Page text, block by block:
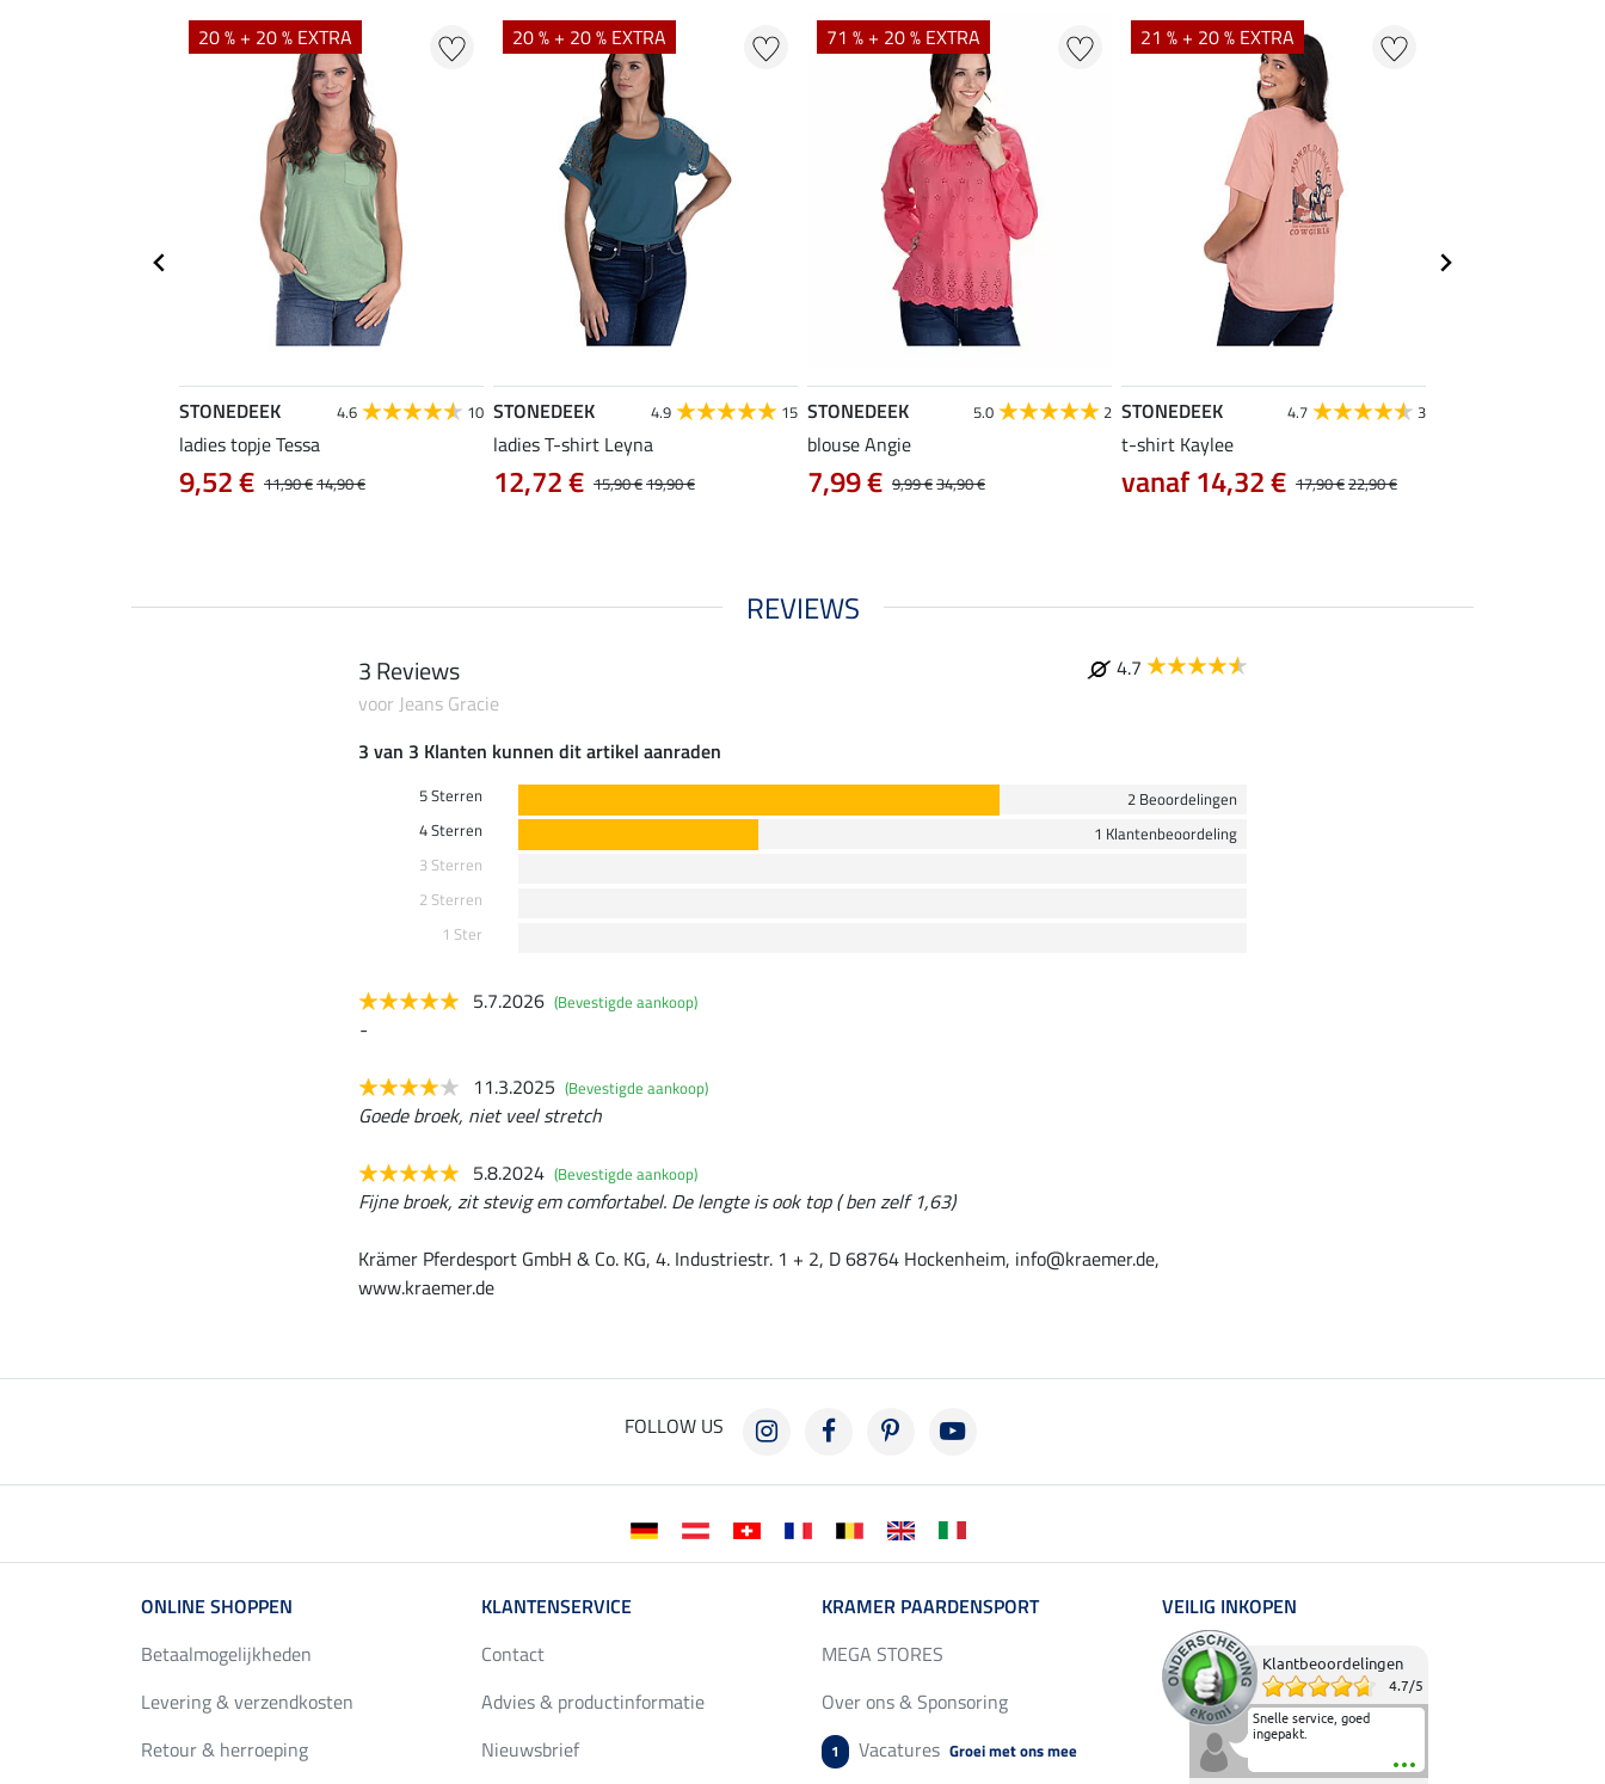
20 % + 20 % EXTRA
STONEDEEK 4.6 10
ladies topje Tessa
11,90 €14,90 €
9,52 €
20 % + 20 % EXTRA
STONEDEEK 4.9 15
ladies T-shirt Leyna
15,90 €19,90 €
12,72 €
71 % + 20 % EXTRA
STONEDEEK 5.0 2
blouse Angie
9,99 €34,90 €
7,99 €
21 % + 20 % EXTRA
STONEDEEK 4.7 3
t-shirt Kaylee
17,90 €22,90 €
vanaf 14,32 €
REVIEWS
3 Reviews
4.7
voor Jeans Gracie
3 van 3 Klanten kunnen dit artikel aanraden
5 Sterren
2 Beoordelingen
4 Sterren
1 Klantenbeoordeling
3 Sterren
2 Sterren
1 Ster
5.7.2026 (Bevestigde aankoop)
-
11.3.2025 (Bevestigde aankoop)
Goede broek, niet veel stretch
5.8.2024 (Bevestigde aankoop)
Fijne broek, zit stevig em comfortabel. De lengte is ook top ( ben zelf 1,63)
Krämer Pferdesport GmbH & Co. KG, 4. Industriestr. 1 + 2, D 68764 Hockenheim, info@kraemer.de,
www.kraemer.de
FOLLOW US
ONLINE SHOPPEN
Betaalmogelijkheden
Levering & verzendkosten
Retour & herroeping
KLANTENSERVICE
Contact
Advies & productinformatie
Nieuwsbrief
KRAMER PAARDENSPORT
MEGA STORES
Over ons & Sponsoring
1 Vacatures Groei met ons mee
VEILIG INKOPEN
Klantbeoordelingen
4.7/5
Snelle service, goed
ingepakt.